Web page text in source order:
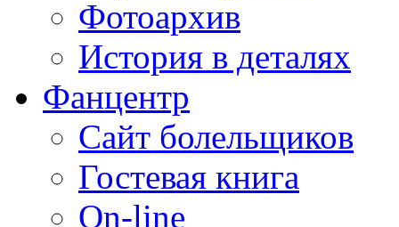
Фотоархив
История в деталях
Фанцентр
Сайт болельщиков
Гостевая книга
On-line